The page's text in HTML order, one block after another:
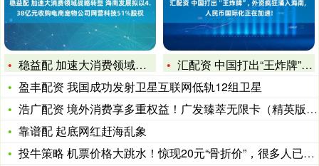
稳益配 加速大消费领域战略转型 海南发展拟以4.38亿元收购
汇配资 中国打出“王炸牌”, 外资疯狂涌入海南, 人民币国际
盈丰配资 我国成功发射卫星互联网低轨12组卫星
浩广配资 境外消费享多重权益！广发臻萃无限卡（精英版）激活暑
靠谱配 起底网红赶海乱象
投牛策略 机票价格大跳水！惊现20元“骨折价”，很多人已经冲